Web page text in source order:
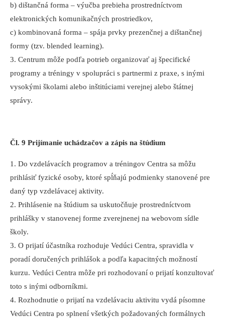
b) dištančná forma – výučba prebieha prostredníctvom
elektronických komunikačných prostriedkov,
c) kombinovaná forma – spája prvky prezenčnej a dištančnej
formy (tzv. blended learning).
3. Centrum môže podľa potrieb organizovať aj špecifické
programy a tréningy v spolupráci s partnermi z praxe, s inými
vysokými školami alebo inštitúciami verejnej alebo štátnej
správy.
Čl. 9 Prijímanie uchádzačov a zápis na štúdium
1. Do vzdelávacích programov a tréningov Centra sa môžu
prihlásiť fyzické osoby, ktoré spĺňajú podmienky stanovené pre
daný typ vzdelávacej aktivity.
2. Prihlásenie na štúdium sa uskutočňuje prostredníctvom
prihlášky v stanovenej forme zverejnenej na webovom sídle
školy.
3. O prijatí účastníka rozhoduje Vedúci Centra, spravidla v
poradí doručených prihlášok a podľa kapacitných možností
kurzu. Vedúci Centra môže pri rozhodovaní o prijatí konzultovať
toto s inými odborníkmi.
4. Rozhodnutie o prijatí na vzdelávaciu aktivitu vydá písomne
Vedúci Centra po splnení všetkých požadovaných formálnych